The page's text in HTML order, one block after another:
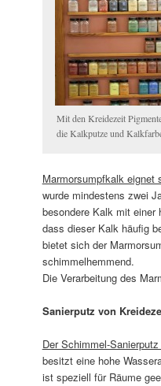
Mit den Kreidezeit
die Kalkputze und
Marmorsumpfkalk eignet
wurde mindestens zwei
besondere Kalk mit einer
dass dieser Kalk häufig
bietet sich der
schimmelhemmend.
Die Verarbeitung des
Sanierputz von
Der Schimmel-
besitzt eine hohe
ist speziell für Räume